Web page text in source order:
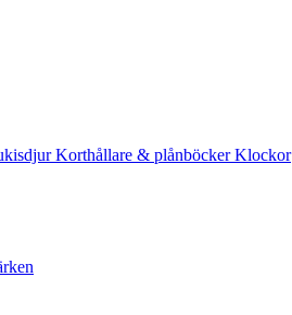
Korthållare & plånböckerKlockor